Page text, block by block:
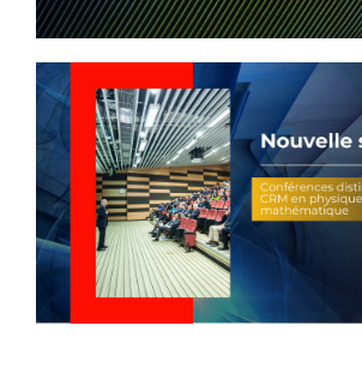
Abonnement à l’infolettre